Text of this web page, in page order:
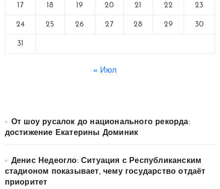
17 18 19 20 21 22 23
24 25 26 27 28 29 30
31
« Июл
От шоу русалок до национального рекорда:
достижение Екатерины Доминик
Денис Недеогло: Ситуация с Республиканским
стадионом показывает, чему государство отдаёт
приоритет